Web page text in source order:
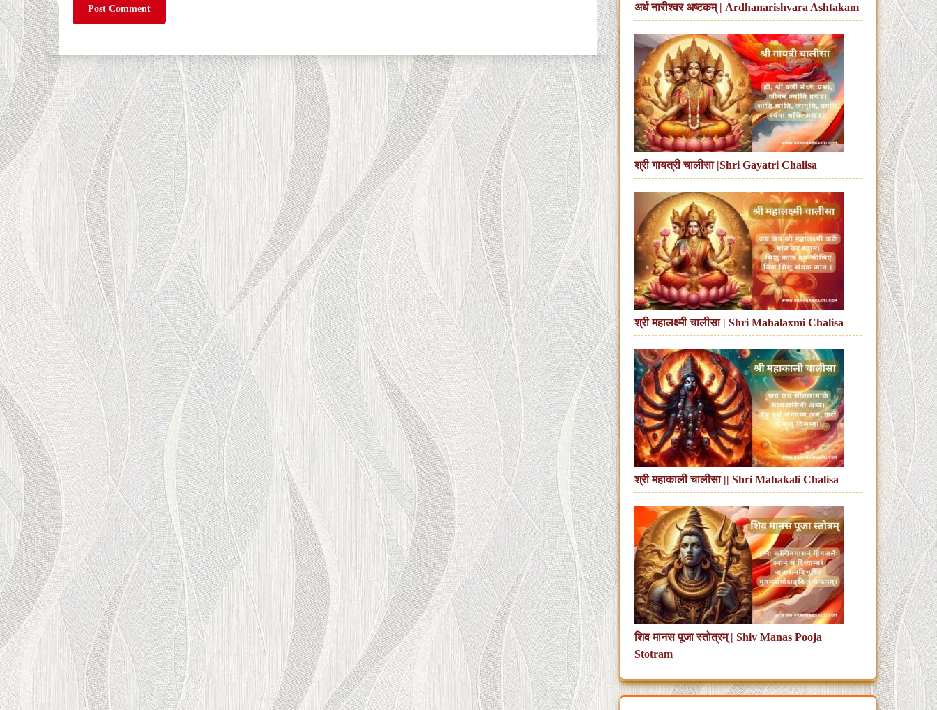
अर्ध नारीश्वर अष्टकम् | Ardhanarishvara Ashtakam
श्री गायत्री चालीसा |Shri Gayatri Chalisa
श्री महालक्ष्मी चालीसा | Shri Mahalaxmi Chalisa
श्री महाकाली चालीसा || Shri Mahakali Chalisa
शिव मानस पूजा स्तोत्रम् | Shiv Manas Pooja
Stotram